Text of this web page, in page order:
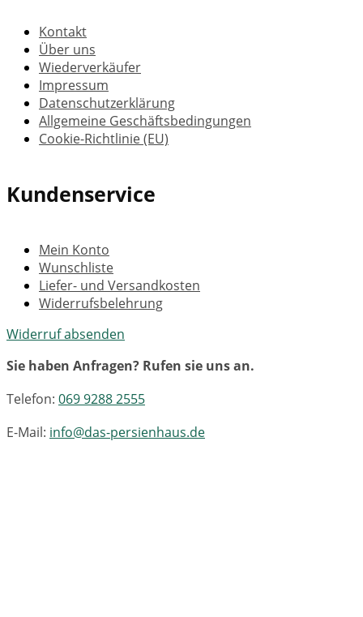
Kontakt
Über uns
Wiederverkäufer
Impressum
Datenschutzerklärung
Allgemeine Geschäftsbedingungen
Cookie-Richtlinie (EU)
Kundenservice
Mein Konto
Wunschliste
Liefer- und Versandkosten
Widerrufsbelehrung
Widerruf absenden
Sie haben Anfragen? Rufen sie uns an.
Telefon: 069 9288 2555
E-Mail: info@das-persienhaus.de